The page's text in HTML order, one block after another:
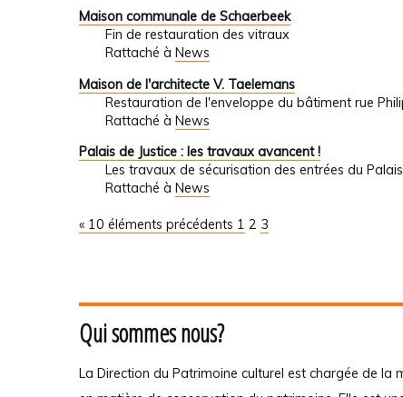
Maison communale de Schaerbeek
Fin de restauration des vitraux
Rattaché à News
Maison de l'architecte V. Taelemans
Restauration de l'enveloppe du bâtiment rue
Rattaché à News
Palais de Justice : les travaux avancent !
Les travaux de sécurisation des entrées du
Rattaché à News
« 10 éléments précédents 1 2 3
Qui sommes nous?
La Direction du Patrimoine culturel est chargée de la